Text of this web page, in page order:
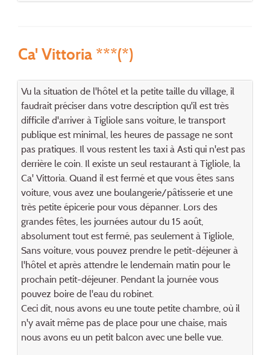
Ca' Vittoria ***(*)
Vu la situation de l'hôtel et la petite taille du village, il
faudrait préciser dans votre description qu'il est très
difficile d'arriver à Tigliole sans voiture, le transport
publique est minimal, les heures de passage ne sont
pas pratiques. Il vous restent les taxi à Asti qui n'est pas
derrière le coin. Il existe un seul restaurant à Tigliole, la
Ca' Vittoria. Quand il est fermé et que vous êtes sans
voiture, vous avez une boulangerie/pâtisserie et une
très petite épicerie pour vous dépanner. Lors des
grandes fêtes, les journées autour du 15 août,
absolument tout est fermé, pas seulement à Tigliole,
Sans voiture, vous pouvez prendre le petit-déjeuner à
l'hôtel et après attendre le lendemain matin pour le
prochain petit-déjeuner. Pendant la journée vous
pouvez boire de l'eau du robinet.
Ceci dit, nous avons eu une toute petite chambre, où il
n'y avait même pas de place pour une chaise, mais
nous avons eu un petit balcon avec une belle vue.